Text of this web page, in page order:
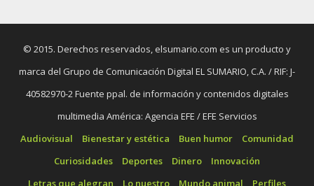
© 2015. Derechos reservados, elsumario.com es un producto y
marca del Grupo de Comunicación Digital EL SUMARIO, C.A. / RIF: J-
40582970-2 Fuente ppal. de información y contenidos digitales
multimedia América: Agencia EFE / EFE Servicios
Audiovisual
Bienestar y estética Buen humor
Comunidad
Curiosidades
Deportes Dinero
Innovación
Letras que alegran
Lo nuestro Mundo animal Perfiles